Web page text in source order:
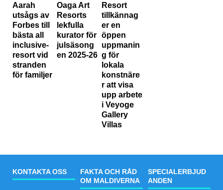
rna
bäst
a
pris
HET
Aarah
utsågs av
Forbes till
bästa all
inclusive-
resort vid
stranden
för familjer
Oaga Art
Resorts
lekfulla
kurator för
julsäsong
en 2025-26
Resort
tillkännag
er en
öppen
uppmanin
g för
lokala
konstnäre
r att visa
upp arbete
i Veyoge
Gallery
Villas
KONTAKTA OSS
FAKTA OCH RÅD
OM MALDIVERNA
SPECIALERBJUD
ANDEN